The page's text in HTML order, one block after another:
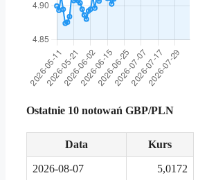
Ostatnie 10 notowań GBP/PLN
Data Kurs
2026-08-07 5,0172